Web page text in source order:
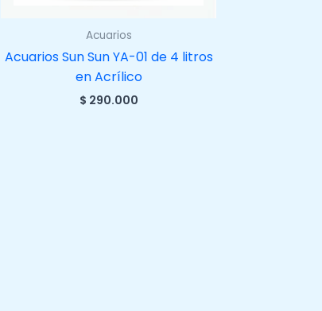
Acuarios
Acuarios Sun Sun YA-01 de 4 litros
en Acrílico
$ 290.000